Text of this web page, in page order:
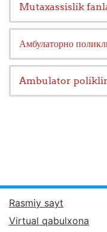
Mutaxassislik
Амбулаторно
Ambulator
Rasmiy sayt
Virtual qabulxona